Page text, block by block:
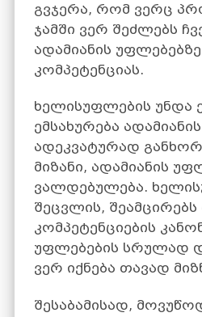
გვჯერა, რომ ვერც
ჯამში ვერ შეძლებს
ადამიანის
კომპეტენციას.
ხელისუფლების უნდა
ემსახურება
ადეკვატურად
მიზანი, ადამიანის
ვალდებულება.
შეცვლის,
კომპეტენციების
უფლებების სრულად
ვერ იქნება თავად
შესაბამისად,